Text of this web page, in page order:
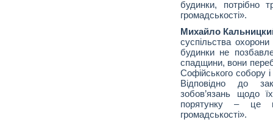
будинки, потрібно
громадськості».
Михайло
суспільства охорони
будинки не
спадщини, вони
Софійського собору
Відповідно до
зобов’язань щодо
порятунку – це
громадськості».